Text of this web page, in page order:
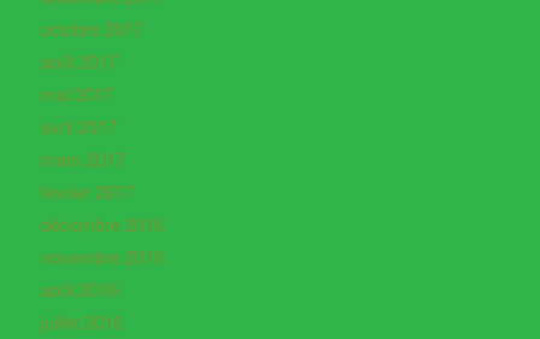
octobre 2017
août 2017
mai 2017
avril 2017
mars 2017
février 2017
décembre 2016
novembre 2016
août 2016
juillet 2016